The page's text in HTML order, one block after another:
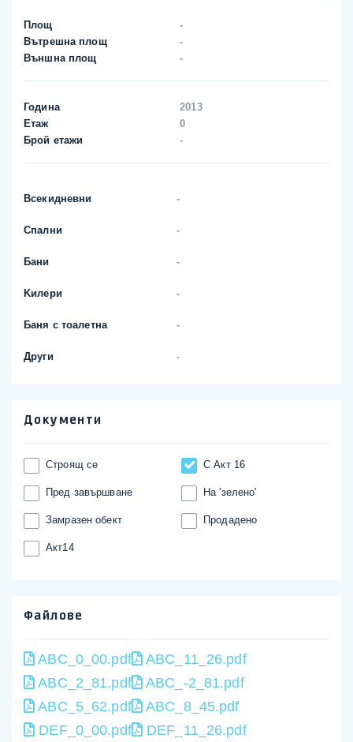
Площ
-
Вътрешна площ
-
Външна площ
-
Година
2013
Етаж
0
Брой етажи
-
Всекидневни -
Спални -
Бани -
Kилери -
Баня с тоалетна -
Други -
Документи
Строящ се С Акт 16
Пред завършване На 'зелено'
Замразен обект Продадено
Акт14
Файлове
ABC_0_00.pdf
ABC_11_26.pdf
ABC_2_81.pdf
ABC_-2_81.pdf
ABC_5_62.pdf
ABC_8_45.pdf
DEF_0_00.pdf
DEF_11_26.pdf